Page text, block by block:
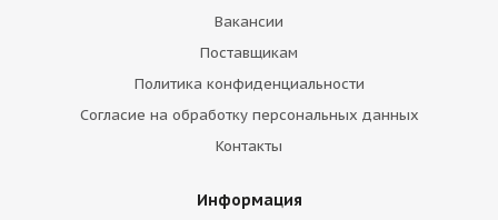
Вакансии
Поставщикам
Политика конфиденциальности
Согласие на обработку персональных данных
Контакты
Информация